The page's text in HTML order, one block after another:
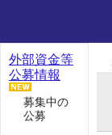
外部資金等
公募情報
募集中の
公募